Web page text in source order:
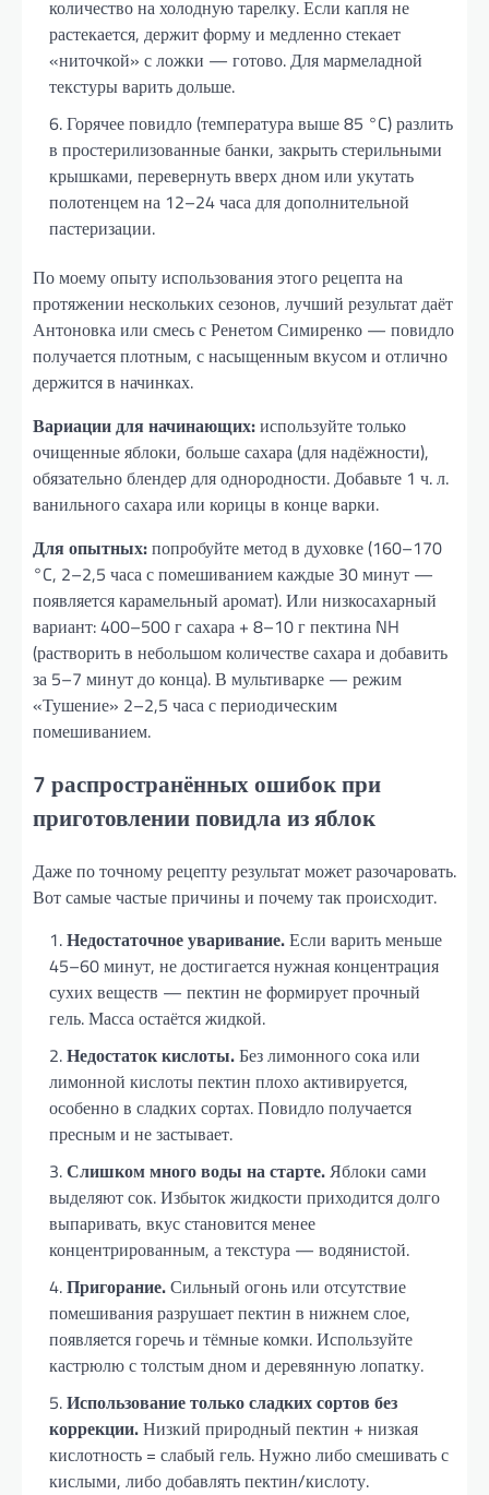
количество на холодную тарелку. Если капля не
растекается, держит форму и медленно стекает
«ниточкой» с ложки — готово. Для мармеладной
текстуры варить дольше.
Горячее повидло (температура выше 85 °C) разлить
в простерилизованные банки, закрыть стерильными
крышками, перевернуть вверх дном или укутать
полотенцем на 12–24 часа для дополнительной
пастеризации.
По моему опыту использования этого рецепта на
протяжении нескольких сезонов, лучший результат даёт
Антоновка или смесь с Ренетом Симиренко — повидло
получается плотным, с насыщенным вкусом и отлично
держится в начинках.
Вариации для начинающих:используйте только
очищенные яблоки, больше сахара (для надёжности),
обязательно блендер для однородности. Добавьте 1 ч. л.
ванильного сахара или корицы в конце варки.
Для опытных:попробуйте метод в духовке (160–170
°C, 2–2,5 часа с помешиванием каждые 30 минут —
появляется карамельный аромат). Или низкосахарный
вариант: 400–500 г сахара + 8–10 г пектина NH
(растворить в небольшом количестве сахара и добавить
за 5–7 минут до конца). В мультиварке — режим
«Тушение» 2–2,5 часа с периодическим
помешиванием.
7 распространённых ошибок при
приготовлении повидла из яблок
Даже по точному рецепту результат может разочаровать.
Вот самые частые причины и почему так происходит.
Недостаточное уваривание.Если варить меньше
45–60 минут, не достигается нужная концентрация
сухих веществ — пектин не формирует прочный
гель. Масса остаётся жидкой.
Недостаток кислоты.Без лимонного сока или
лимонной кислоты пектин плохо активируется,
особенно в сладких сортах. Повидло получается
пресным и не застывает.
Слишком много воды на старте.Яблоки сами
выделяют сок. Избыток жидкости приходится долго
выпаривать, вкус становится менее
концентрированным, а текстура — водянистой.
Пригорание.Сильный огонь или отсутствие
помешивания разрушает пектин в нижнем слое,
появляется горечь и тёмные комки. Используйте
кастрюлю с толстым дном и деревянную лопатку.
Использование только сладких сортов без
коррекции.Низкий природный пектин + низкая
кислотность = слабый гель. Нужно либо смешивать с
кислыми, либо добавлять пектин/кислоту.